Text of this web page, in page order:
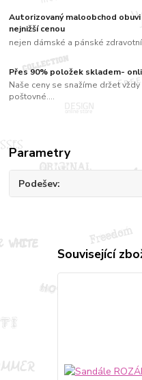
Autorizovaný maloobchod
nejnižší cenou
nejen dámské a pánské
Přes 90% položek skladem-
Naše ceny se snažíme držet
poštovné....
Parametry
Podešev
Související